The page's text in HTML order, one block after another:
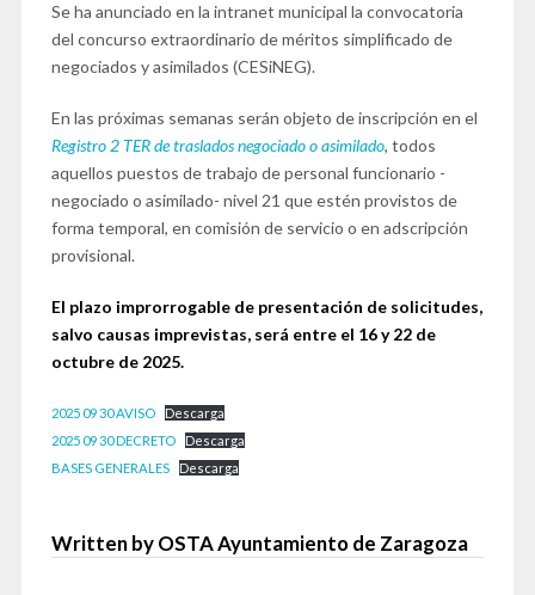
Se ha anunciado en la intranet municipal la convocatoria
del concurso extraordinario de méritos simplificado de
negociados y asimilados (CESiNEG).
En las próximas semanas serán objeto de inscripción en el
Registro 2 TER de traslados negociado o asimilado, todos
aquellos puestos de trabajo de personal funcionario -
negociado o asimilado- nivel 21 que estén provistos de
forma temporal, en comisión de servicio o en adscripción
provisional.
El plazo improrrogable de presentación de solicitudes,
salvo causas imprevistas, será entre el 16 y 22 de
octubre de 2025.
2025 09 30 AVISO
Descarga
2025 09 30 DECRETO
Descarga
BASES GENERALES
Descarga
Written by OSTA Ayuntamiento de Zaragoza